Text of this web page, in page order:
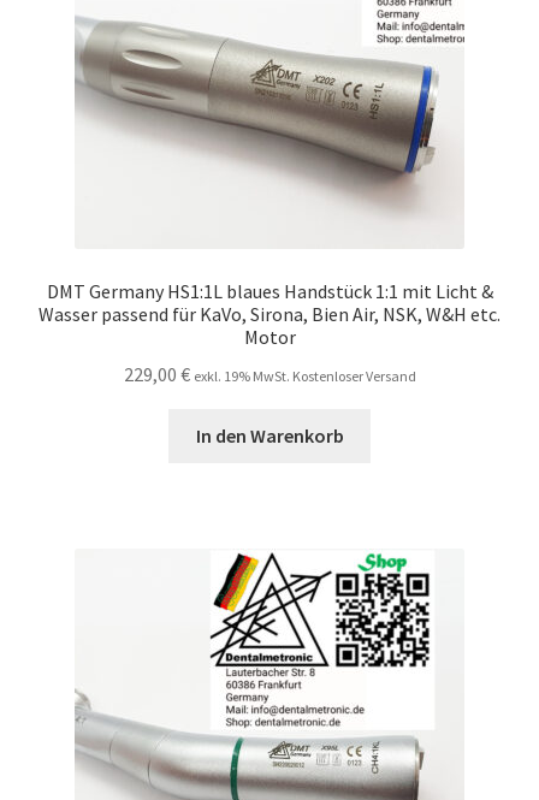
DMT Germany HS1:1L blaues Handstück 1:1 mit Licht &
Wasser passend für KaVo, Sirona, Bien Air, NSK, W&H etc.
Motor
229,00 € exkl. 19% MwSt. Kostenloser Versand
In den Warenkorb